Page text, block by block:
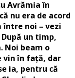
Avrămia în
nu era de acord
între noi – vezi
După un timp,
Noi beam o
vin în față, dar
ia, pentru că